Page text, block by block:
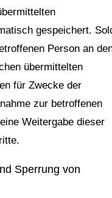
gespeichert.
Person an
übermittelten
für Zwecke der
zur betroffenen
Weitergabe dieser
Sperrung von